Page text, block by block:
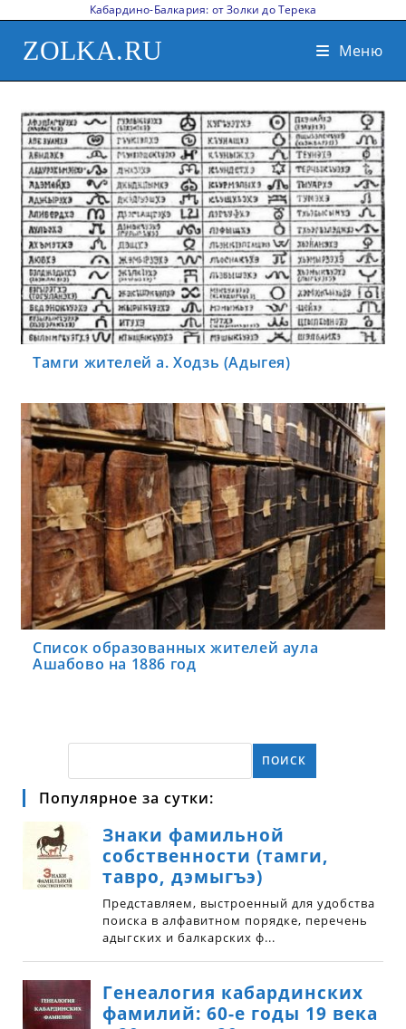
Кабардино-Балкария: от Золки до Терека
ZOLKA.RU Меню
Тамги жителей а. Ходзь (Адыгея)
Список образованных жителей аула
Ашабово на 1886 год
ПОИСК
Популярное за сутки: